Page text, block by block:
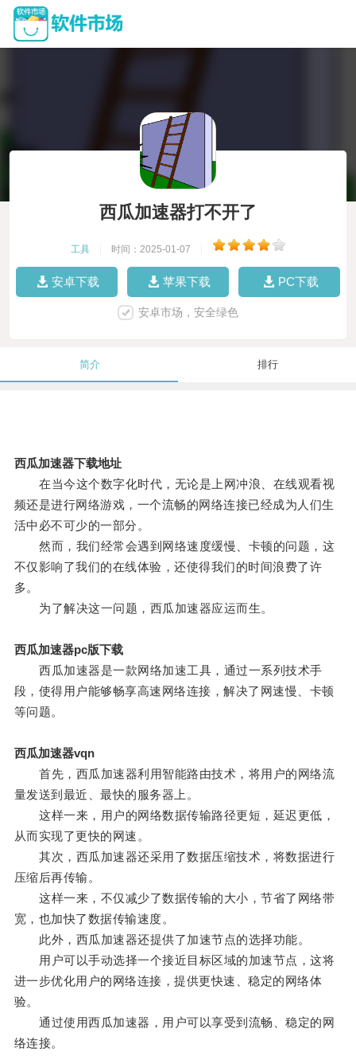
西瓜加速器打不开了
工具 时间：2025-01-07
安卓下载 苹果下载 PC下载
安卓市场，安全绿色
简介 排行
西瓜加速器下载地址
在当今这个数字化时代，无论是上网冲浪、在线观看视
频还是进行网络游戏，一个流畅的网络连接已经成为人们生
活中必不可少的一部分。
然而，我们经常会遇到网络速度缓慢、卡顿的问题，这
不仅影响了我们的在线体验，还使得我们的时间浪费了许
多。
为了解决这一问题，西瓜加速器应运而生。
西瓜加速器pc版下载
西瓜加速器是一款网络加速工具，通过一系列技术手
段，使得用户能够畅享高速网络连接，解决了网速慢、卡顿
等问题。
西瓜加速器vqn
首先，西瓜加速器利用智能路由技术，将用户的网络流
量发送到最近、最快的服务器上。
这样一来，用户的网络数据传输路径更短，延迟更低，
从而实现了更快的网速。
其次，西瓜加速器还采用了数据压缩技术，将数据进行
压缩后再传输。
这样一来，不仅减少了数据传输的大小，节省了网络带
宽，也加快了数据传输速度。
此外，西瓜加速器还提供了加速节点的选择功能。
用户可以手动选择一个接近目标区域的加速节点，这将
进一步优化用户的网络连接，提供更快速、稳定的网络体
验。
通过使用西瓜加速器，用户可以享受到流畅、稳定的网
络连接。